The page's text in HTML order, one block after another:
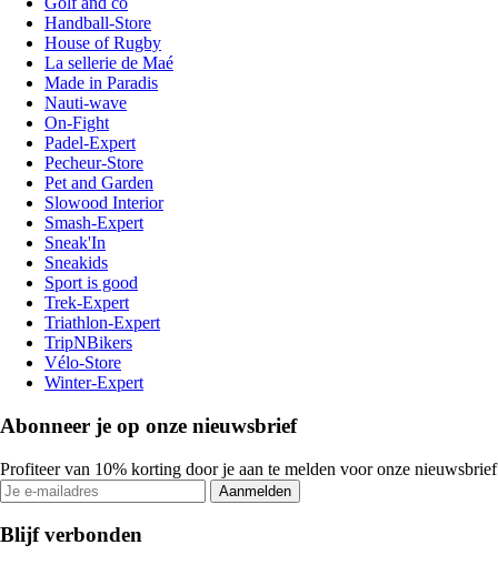
Handball-Store
House of Rugby
La sellerie de Maé
Made in Paradis
Nauti-wave
On-Fight
Padel-Expert
Pecheur-Store
Pet and Garden
Slowood Interior
Smash-Expert
Sneak'In
Sneakids
Sport is good
Trek-Expert
Triathlon-Expert
TripNBikers
Vélo-Store
Winter-Expert
Abonneer je op onze nieuwsbrief
Profiteer van 10% korting door je aan te melden voor onze nieuwsbrief
Aanmelden
Blijf verbonden